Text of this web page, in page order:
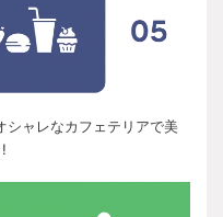
シャレなカフェテリアで美